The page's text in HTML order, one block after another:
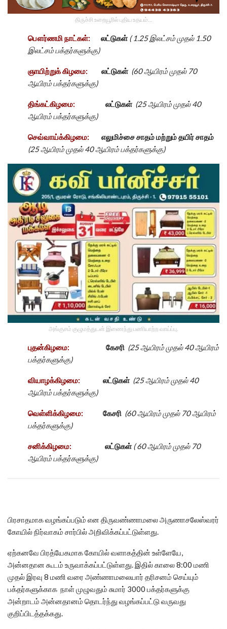
திருச்சி உறையூரில் புதிய உதயம்...
பௌர்ணமி நாட்கள்: லட்டுகள்( 1.25 இலட்சம் முதல் 1.50
இலட்சம் பக்தர்களுக்கு)
ஞாயிற்றுக் கிழமை: லட்டுகள் (60 ஆயிரம் முதல் 70
ஆயிரம் பக்தர்களுக்கு)
திங்கட்கிழமை: லட்டுகள் (25 ஆயிரம் முதல் 40
ஆயிரம் பக்தர்களுக்கு)
செவ்வாய்க்கிழமை: எலுமிச்சை சாதம் மற்றும் தயிர் சாதம்
(25 ஆயிரம் முதல் 40 ஆயிரம் பக்தர்களுக்கு)
அங்குசம் குழுமத்துடன் இணைந்து பணியாற்ற வாய்ப்பு.
புதன்கிழமை: கேசரி (25 ஆயிரம் முதல் 40 ஆயிரம்
பக்தர்களுக்கு)
வியாழக்கிழமை: லட்டுகள் (25 ஆயிரம் முதல் 40
ஆயிரம் பக்தர்களுக்கு)
வெள்ளிக்கிழமை: கேசரி (60 ஆயிரம் முதல் 70 ஆயிரம்
பக்தர்களுக்கு)
சனிக்கிழமை: லட்டுகள்( 60 ஆயிரம் முதல் 70
ஆயிரம் பக்தர்களுக்கு)
பிரசாதமாக வழங்கப்படும் என திருவண்ணாமலை அருணாசலேஸ்வரர்
கோயில் நிர்வாகம் சார்பில் அறிவிக்கப்பட்டுள்ளது.
ஏற்கனவே பிரத்யேகமாக கோயில் வளாகத்தின் உள்ளேயே,
அன்னதான கூடம் உருவாக்கப்பட்டுள்ளது. இதில் காலை 8:00 மணி
முதல் இரவு 8 மணி வரை அண்ணாமலையார் தரிசனம் செய்யும்
பக்தர்களுக்காக நாள் முழுவதும் சுமார் 3000 பக்தர்களுக்கு
அன்றாடம் அன்னதானம் தொடர்ந்து வழங்கப்பட்டு வருவது
குறிப்பிடத்தக்கது.